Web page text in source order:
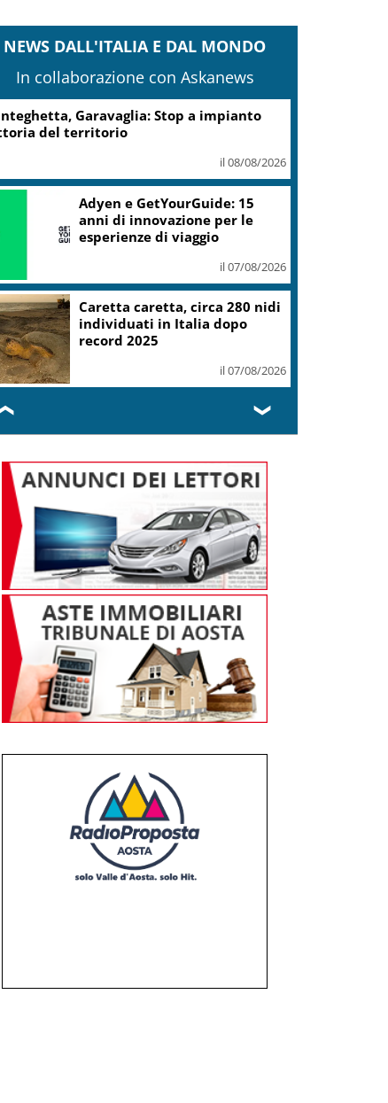
NEWS DALL'ITALIA E DAL MONDO
In collaborazione con Askanews
Garavaglia: Stop a impianto
del territorio
il 08/08/2026
Adyen e GetYourGuide: 15
anni di innovazione per le
esperienze di viaggio
il 07/08/2026
Caretta caretta, circa 280 nidi
individuati in Italia dopo
record 2025
il 07/08/2026
❯